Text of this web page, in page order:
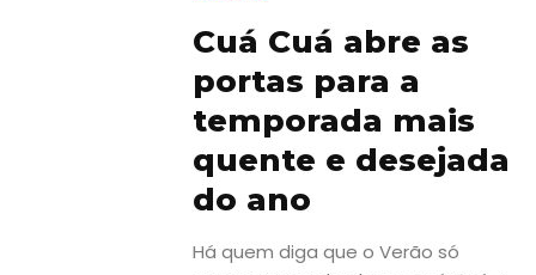
Cuá Cuá abre as
portas para a
temporada mais
quente e desejada
do ano
Há quem diga que o Verão só